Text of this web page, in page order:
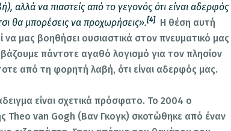
αλλά να πιαστείς από το γεγονός ότι είναι αδερφός
θα μπορέσεις να προχωρήσεις».[4]
Η θέση αυτή
να μας βοηθήσει ουσιαστικά στον πνευματικό μας
πάντοτε αγαθό λογισμό για τον πλησίον
από τη φορητή λαβή, ότι είναι αδερφός μας.
είναι σχετικά πρόσφατο. Το 2004 ο
Theo van Gogh (Βαν Γκογκ) σκοτώθηκε από έναν